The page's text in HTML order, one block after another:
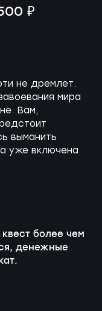
₽
не дремлет.
мира
Вам,
выманить
уже включена.
более чем
денежные